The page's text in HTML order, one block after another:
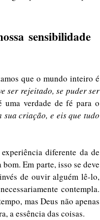
sensibilidade
que o mundo inteiro é
ser rejeitado, se puder ser
verdade de fé para o
sua criação, e eis que tudo
diferente da de
Em parte, isso se deve
de ouvir alguém lê-lo,
contempla.
mas Deus não apenas
a essência das coisas.